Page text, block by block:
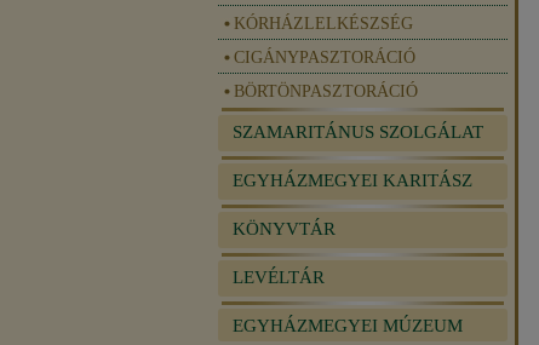
KÓRHÁZLELKÉSZSÉG
CIGÁNYPASZTORÁCIÓ
BÖRTÖNPASZTORÁCIÓ
SZAMARITÁNUS SZOLGÁLAT
EGYHÁZMEGYEI KARITÁSZ
KÖNYVTÁR
LEVÉLTÁR
EGYHÁZMEGYEI MÚZEUM